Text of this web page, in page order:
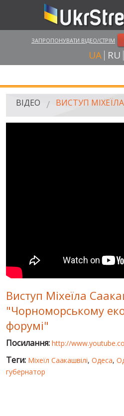
ЗАПРОПОНУВАТИ ВІДЕО/СТРІМ
UA RU
ГОЛОВНА
ПУБЛІЧНІ ЛЮДИ
РОСІЙСЬКО-УКРАЇНСЬКА ВІЙНА
"WINTER ON FIRE"
ХРОНОЛОГІЯ ЄВРОМАЙДАНУ
ВІДЕО
Виступ Міхеїла
"Чорноморському
форумі"
Посилання: http://
Теги: Міхеїл Саакашвілі, Одеса,
губернатор